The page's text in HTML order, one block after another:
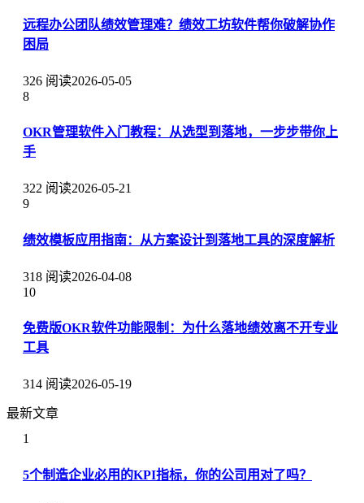
远程办公团队绩效管理难？绩效工坊软件帮你破解协作
困局
326 阅读2026-05-05
8
OKR管理软件入门教程：从选型到落地，一步步带你上
手
322 阅读2026-05-21
9
绩效模板应用指南：从方案设计到落地工具的深度解析
318 阅读2026-04-08
10
免费版OKR软件功能限制：为什么落地绩效离不开专业
工具
314 阅读2026-05-19
最新文章
1
5个制造企业必用的KPI指标，你的公司用对了吗？